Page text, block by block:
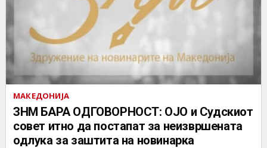
МАКЕДОНИЈА
ЗНМ БАРА ОДГОВОРНОСТ: ОЈО и Судскиот
совет итно да постапат за неизвршената
одлука за заштита на новинарка